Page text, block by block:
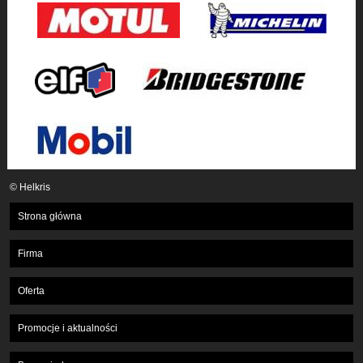
© Helkris
Strona główna
Firma
Oferta
Promocje i aktualności